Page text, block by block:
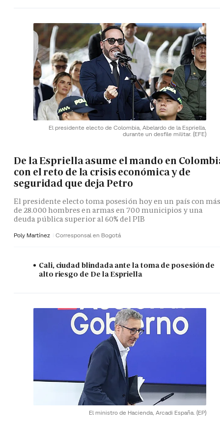
El presidente electo de Colombia, Abelardo de la Espriella,
durante un desfile militar. (EFE)
De la Espriella asume el mando en
con el reto de la crisis económica y de
seguridad que deja Petro
El presidente electo toma posesión hoy en un país con
de 28.000 hombres en armas en 700 municipios y una
deuda pública superior al 60% del PIB
Poly Martínez Corresponsal en Bogotá
Cali, ciudad blindada ante la toma de posesión de
alto riesgo de De la Espriella
El ministro de Hacienda, Arcadi España. (EP)